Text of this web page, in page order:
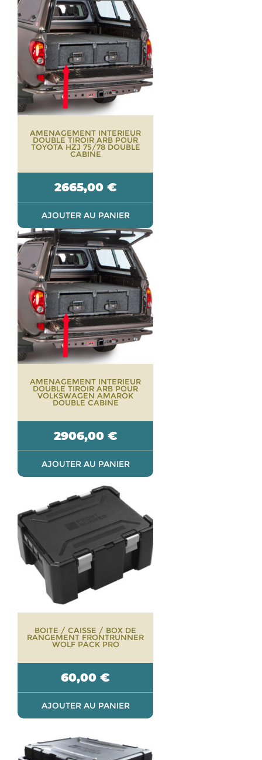
AMENAGEMENT INTERIEUR
DOUBLE TIROIR ARB POUR
TOYOTA HZJ 75/78 DOUBLE
CABINE
2665,00 €
AJOUTER AU PANIER
AMENAGEMENT INTERIEUR
DOUBLE TIROIR ARB POUR
VOLKSWAGEN AMAROK
DOUBLE CABINE
2906,00 €
AJOUTER AU PANIER
BOITE / CAISSE / BOX DE
RANGEMENT FRONTRUNNER
WOLF PACK PRO
60,00 €
AJOUTER AU PANIER